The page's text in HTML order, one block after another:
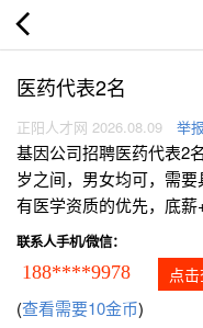
医药代表2名
正阳人才网 2026.08.09 举报
基因公司招聘医药代表2
岁之间，男女均可，需
有医学资质的优先，底薪
联系人手机/微信：
188****9978 点
(查看需要10金币)